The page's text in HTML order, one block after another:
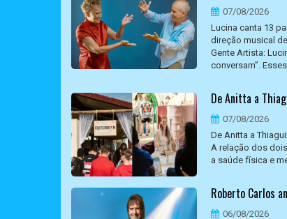
07/08/2026
Lucina canta 13
direção musical
Gente Artista:
conversam”.
De Anitta a
07/08/2026
De Anitta a
A relação dos
a saúde física e
Roberto Carlos
06/08/2026